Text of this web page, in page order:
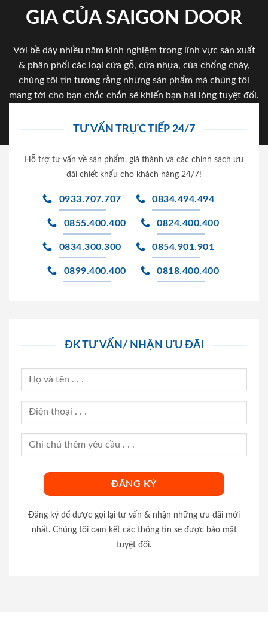
GIA CỦA SAIGON DOOR
Với bề dày nhiều năm kinh nghiệm trong lĩnh vực sản xuất
& phân phối các loại cửa gỗ, cửa nhựa, của chống cháy,
chúng tôi tin tưởng rằng những sản phẩm mà chúng tôi
mang tới cho bạn chắc chắn sẽ khiến bạn hài lòng tuyệt đối.
TƯ VẤN TRỰC TIẾP 24/7
Hỗ trợ tư vấn về sản phẩm, giá thành và các chính sách ưu
đãi chiết khấu cho khách hàng 24/7!
0933.707.707 0834.494.494
0855.400.400 0824.400.400
0834.300.300 0854.901.901
0899.400.400 0818.400.400
ĐK TƯ VẤN/ NHẬN ƯU ĐÃI
Đăng ký để được gọi lại tư vấn & nhận những ưu đãi mới
nhất. Chúng tôi cam kết các thông tin sẽ được bảo mật
tuyệt đối.